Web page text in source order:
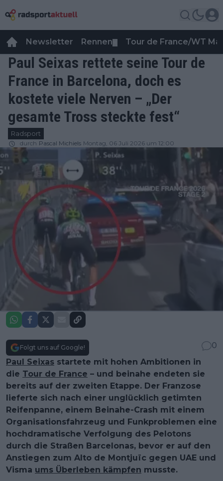
Newsletter Rennen Tour de France/WT
Paul Seixas rettete seine Tour de
France in Barcelona, doch es
kostete viele Nerven – „Der
gesamte Tross steckte fest“
Radsport
durch Pascal Michiels Montag, 06 Juli 2026 um 12:00
Folgt uns auf Google!
0
Paul Seixas startete mit hohen Ambitionen in
die Tour de France – und beinahe endeten sie
bereits auf der zweiten Etappe. Der Franzose
lieferte sich nach einer unglücklich getimten
Reifenpanne, einem Beinahe-Crash mit einem
Organisationsfahrzeug und Funkproblemen eine
hochdramatische Verfolgung des Pelotons
durch die Straßen Barcelonas, bevor er auf den
Anstiegen zum Alto de Montjuïc gegen UAE und
Visma ums Überleben kämpfen musste.